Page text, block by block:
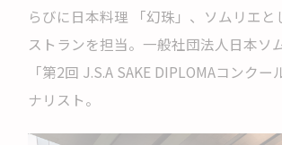
らびに日本料理 「幻珠」、ソムリエと
ストランを担当。一般社団法人日本ソ
「第2回 J.S.A SAKE DIPLOMAコンク
ナリスト。